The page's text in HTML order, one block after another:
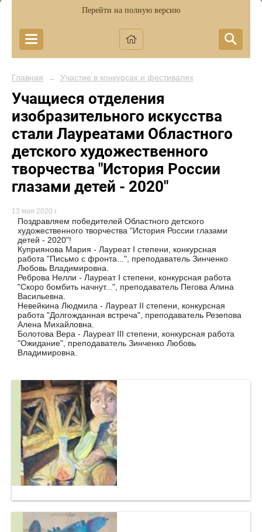
Перейти на полную версию
Главная → Участие в конкурсах и фестивалях
Учащиеся отделения
изобразительного искусства
стали Лауреатами Областного
детского художественного
творчества "История России
глазами детей - 2020"
13 мая 2020 г.
Поздравляем победителей Областного детского
художественного творчества "История России глазами
детей - 2020"!
Куприянова Мария - Лауреат I степени, конкурсная
работа "Письмо с фронта...", преподаватель Зинченко
Любовь Владимировна.
Реброва Нелли - Лауреат I степени, конкурсная работа
"Скоро бомбить начнут...", преподаватель Пегова Алина
Васильевна.
Невейкина Людмила - Лауреат II степени, конкурсная
работа "Долгожданная встреча", преподаватель Резепова
Алена Михайловна.
Болотова Вера - Лауреат III степени, конкурсная работа
"Ожидание", преподаватель Зинченко Любовь
Владимировна.